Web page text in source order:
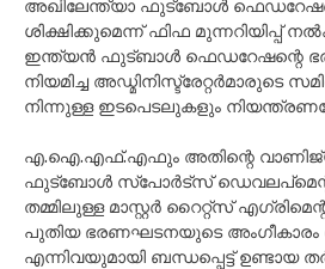
അഖിലേന്ത്യാ ഫുട്ബോൾ
ശിക്ഷിക്കുമെന്ന് ഫിഫ മുന്നറിയിപ്പ്
ഇന്ത്യൻ ഫുട്ബാൾ ഫെഡറേഷന്റെ
നിയമിച്ച അഡ്മിനിസ്ട്രേറ്റർമാരുടെ
നിന്നുള്ള ഇടപെടലുകളും
എ.ഐ.എഫ്.എഫും അതിന്റെ വാണിജ്യ
ഫുട്ബോൾ സ്പോർട്സ് ഡെവലപ്മെന്റ്
തമ്മിലുള്ള മാസ്റ്റർ റൈറ്റ്സ്
പുതിയ ഭരണഘടനയുടെ അംഗീകാരം
എന്നിവയുമായി ബന്ധപ്പെട്ട് ഉണ്ടായ